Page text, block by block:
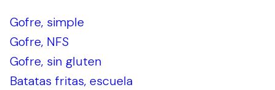
Gofre, simple
Gofre, NFS
Gofre, sin gluten
Batatas fritas, escuela